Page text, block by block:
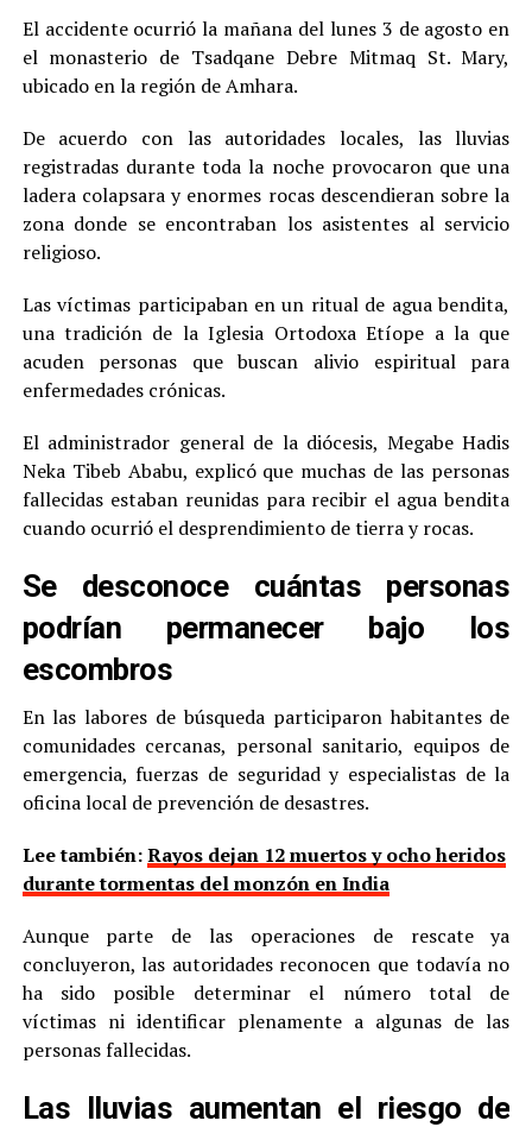
El accidente ocurrió la mañana del lunes 3 de agosto en
el monasterio de Tsadqane Debre Mitmaq St. Mary,
ubicado en la región de Amhara.
De acuerdo con las autoridades locales, las lluvias
registradas durante toda la noche provocaron que una
ladera colapsara y enormes rocas descendieran sobre la
zona donde se encontraban los asistentes al servicio
religioso.
Las víctimas participaban en un ritual de agua bendita,
una tradición de la Iglesia Ortodoxa Etíope a la que
acuden personas que buscan alivio espiritual para
enfermedades crónicas.
El administrador general de la diócesis, Megabe Hadis
Neka Tibeb Ababu, explicó que muchas de las personas
fallecidas estaban reunidas para recibir el agua bendita
cuando ocurrió el desprendimiento de tierra y rocas.
Se desconoce cuántas personas
podrían permanecer bajo los
escombros
En las labores de búsqueda participaron habitantes de
comunidades cercanas, personal sanitario, equipos de
emergencia, fuerzas de seguridad y especialistas de la
oficina local de prevención de desastres.
Lee también:Rayos dejan 12 muertos y ocho heridos
durante tormentas del monzón en India
Aunque parte de las operaciones de rescate ya
concluyeron, las autoridades reconocen que todavía no
ha sido posible determinar el número total de
víctimas ni identificar plenamente a algunas de las
personas fallecidas.
Las lluvias aumentan el riesgo de